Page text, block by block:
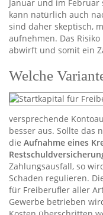
Januar und im Februar
kann natürlich auch
sind daher skeptisch,
aufnehmen. Das
abwirft und somit ein
Welche
versprechende
besser aus. Sollte das
die Aufnahme eines
Zahlungsausfall, so
Schaden regulieren.
für Freiberufler aller
Gewerbe betrieben